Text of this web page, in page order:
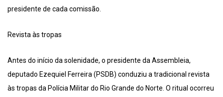
presidente de cada comissão.
Revista às tropas
Antes do início da solenidade, o presidente da Assembleia,
deputado Ezequiel Ferreira (PSDB) conduziu a tradicional revista
às tropas da Polícia Militar do Rio Grande do Norte. O ritual ocorreu